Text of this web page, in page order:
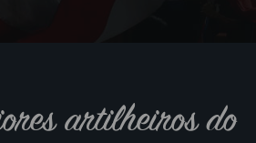
artilheiros do